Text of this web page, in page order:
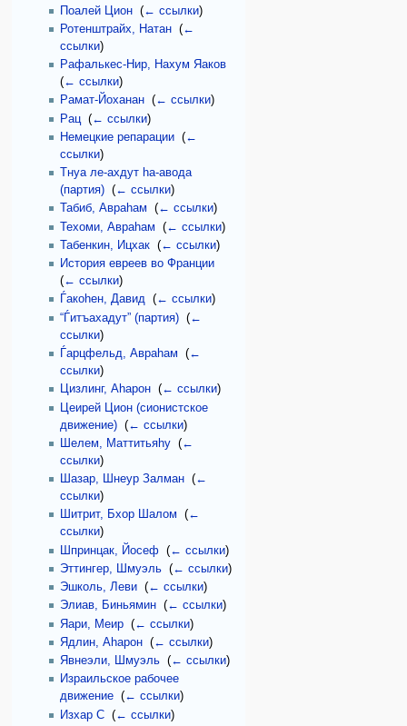
Поалей Цион ‎(← ссылки)
Ротенштрайх, Натан ‎(←
ссылки)
Рафалькес-Нир, Нахум Яаков
(← ссылки)
Рамат-Йоханан ‎(← ссылки)
Рац ‎(← ссылки)
Немецкие репарации ‎(←
ссылки)
Тнуа ле-ахдут hа-авода
(партия) ‎(← ссылки)
Табиб, Авраhам ‎(← ссылки)
Техоми, Авраhам ‎(← ссылки)
Табенкин, Ицхак ‎(← ссылки)
История евреев во Франции
(← ссылки)
Ѓакоhен, Давид ‎(← ссылки)
“Ѓитъахадут” (партия) ‎(←
ссылки)
Ѓарцфельд, Авраhам ‎(←
ссылки)
Цизлинг, Аhарон ‎(← ссылки)
Цеирей Цион (сионистское
движение) ‎(← ссылки)
Шелем, Маттитьяhу ‎(←
ссылки)
Шазар, Шнеур Залман ‎(←
ссылки)
Шитрит, Бхор Шалом ‎(←
ссылки)
Шпринцак, Йосеф ‎(← ссылки)
Эттингер, Шмуэль ‎(← ссылки)
Эшколь, Леви ‎(← ссылки)
Элиав, Биньямин ‎(← ссылки)
Яари, Меир ‎(← ссылки)
Ядлин, Аhарон ‎(← ссылки)
Явнеэли, Шмуэль ‎(← ссылки)
Израильское рабочее
движение ‎(← ссылки)
Изхар С ‎(← ссылки)